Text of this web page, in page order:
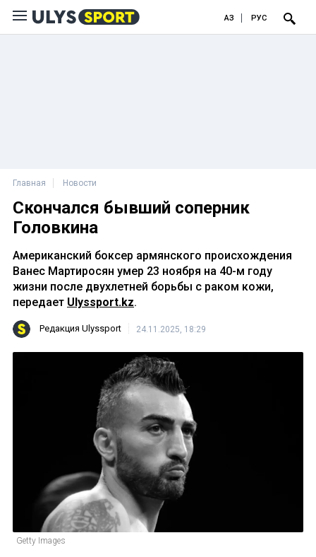
ҚАЗ РУС
Главная Новости
Скончался бывший соперник
Головкина
Американский боксер армянского происхождения
Ванес Мартиросян умер 23 ноября на 40-м году
жизни после двухлетней борьбы с раком кожи,
передает Ulyssport.kz.
Редакция Ulyssport 24.11.2025, 18:29
Getty Images